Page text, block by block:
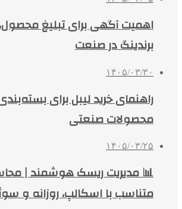
اهمیت آگهی برای تبلیغ
برندینگ در صنعت
۱۴۰۵/۰۳/۳۰
راهنمای خرید لیبل برای
محصولات صنعتی
۱۴۰۵/۰۳/۲۵
📊 مدیریت ریسک هوشمند |
متناسب با اسکالپ، روزانه و